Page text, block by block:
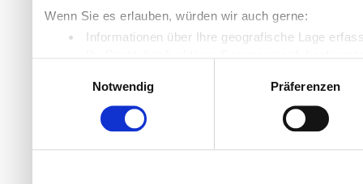
Wenn Sie es erlauben, würden wir auch gerne:
Informationen über Ihre geografische Lage
Ihr Gerät durch aktives Scannen nach
Wir verwenden Cookies, um Inhalte und Anzeigen zu
die Zugriffe auf unsere Website zu analysieren.
Notwendig
Präferenzen